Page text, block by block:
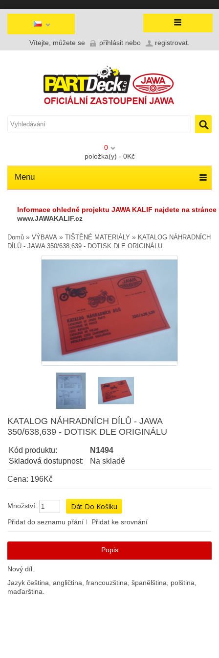
Vítejte, můžete se přihlásit nebo registrovat
0
položka(y) - 0Kč
Menu
Informace ohledně projektu JAWA KALIF najdete na stránce
www.JAWAKALIF.cz
Domů » VÝBAVA » TIŠTĚNÉ MATERIÁLY » KATALOG NÁHRADNÍCH
DÍLŮ - JAWA 350/638,639 - DOTISK DLE ORIGINÁLU
KATALOG NÁHRADNÍCH DÍLŮ - JAWA
350/638,639 - DOTISK DLE ORIGINÁLU
Kód produktu:
N1494
Skladová dostupnost:
Na skladě
Cena: 196Kč
Množství:
Přidat do seznamu přání Přidat ke srovnání
Popis
Nový díl.
Jazyk čeština, angličtina, francouzština, španělština, polština,
maďarština.